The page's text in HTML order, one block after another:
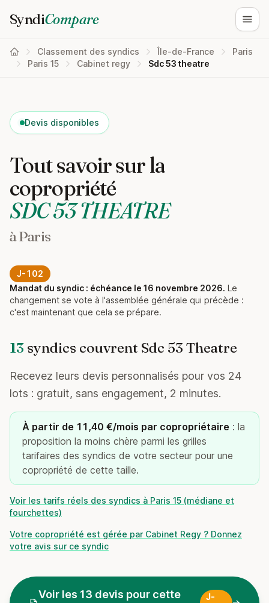
SyndiCompare
Classement des syndics Île-de-France
Paris
Paris 15
Cabinet regy Sdc 53 theatre
Devis disponibles
Tout savoir sur la
copropriété
SDC 53 THEATRE
à Paris
J-102
Mandat du syndic : échéance le 16 novembre 2026. Le
changement se vote à l'assemblée générale qui précède :
c'est maintenant que cela se prépare.
13 syndics couvrent Sdc 53 Theatre
Recevez leurs devis personnalisés pour vos 24
lots : gratuit, sans engagement, 2 minutes.
À partir de 11,40 €/mois par copropriétaire : la
proposition la moins chère parmi les grilles
tarifaires des syndics de votre secteur pour une
copropriété de cette taille.
Voir les tarifs réels des syndics à Paris 15 (médiane et
fourchettes)
Votre copropriété est gérée par Cabinet Regy ? Donnez
votre avis sur ce syndic
Voir les 13 devis pour cette
J-